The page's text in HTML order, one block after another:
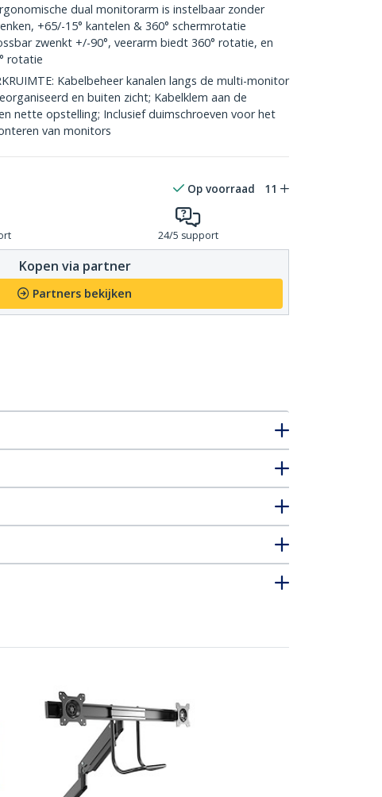
dual monitorarm is instelbaar zonder
+65/-15° kantelen & 360° schermrotatie
zwenkt +/-90°, veerarm biedt 360° rotatie, en
rotatie
Kabelbeheer kanalen langs de multi-monitor
en buiten zicht; Kabelklem aan de
nette opstelling; Inclusief duimschroeven voor het
van monitors
Op voorraad 11
24/5 support
Kopen via partner
Partners bekijken